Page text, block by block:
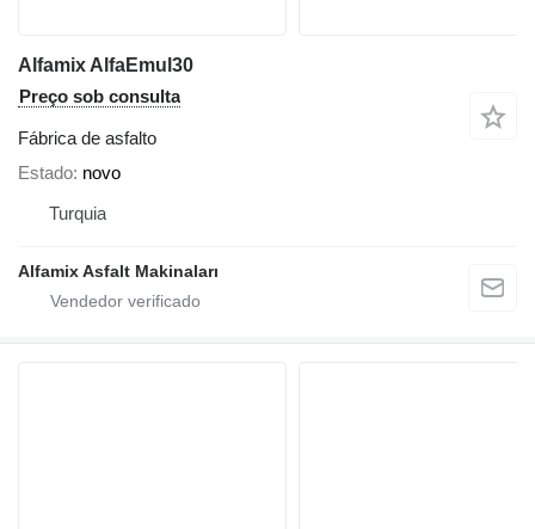
Alfamix AlfaEmul30
Preço sob consulta
Fábrica de asfalto
Estado novo
Turquia
Alfamix Asfalt Makinaları